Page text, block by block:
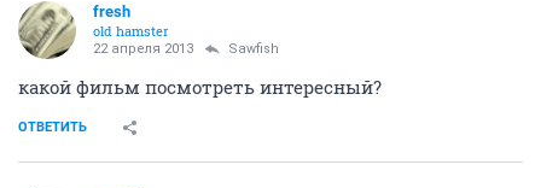
fresh
old hamster
22 апреля 2013 Sawfish
какой фильм посмотреть интересный?
ОТВЕТИТЬ